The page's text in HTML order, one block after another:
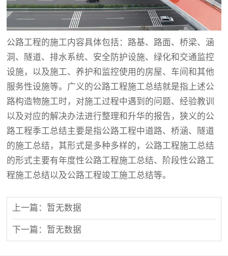
公路工程的施工内容具体包括：路基、路面、桥梁、涵
洞、隧道、排水系统、安全防护设施、绿化和交通监控
设施，以及施工、养护和监控使用的房屋、车间和其他
服务性设施等。广义的公路工程施工总结就是指上述公
路构造物施工时，对施工过程中遇到的问题、经验教训
以及对应的解决办法进行整理和升华的报告，狭义的公
路工程季工总结主要是指公路工程中道路、桥涵、隧道
的施工总结，其形式是多种多样的，公路工程施工总结
的形式主要有年度性公路工程施工总结、阶段性公路工
程施工总结以及公路工程竣工施工总结等。
上一篇：暂无数据
下一篇：暂无数据